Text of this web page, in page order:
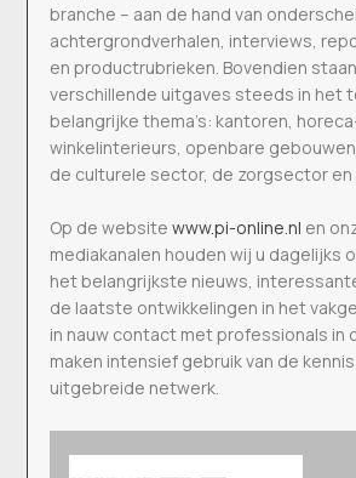
branche – aan de hand van
achtergrondverhalen, interviews,
en productrubrieken. Bovendien
verschillende uitgaves steeds in het
belangrijke thema’s: kantoren,
winkelinterieurs, openbare
de culturele sector, de zorgsector
Op de websitewww.pi-online.nl en
mediakanalen houden wij u dagelijks
het belangrijkste nieuws,
de laatste ontwikkelingen in het
in nauw contact met professionals in
maken intensief gebruik van de
uitgebreide netwerk.